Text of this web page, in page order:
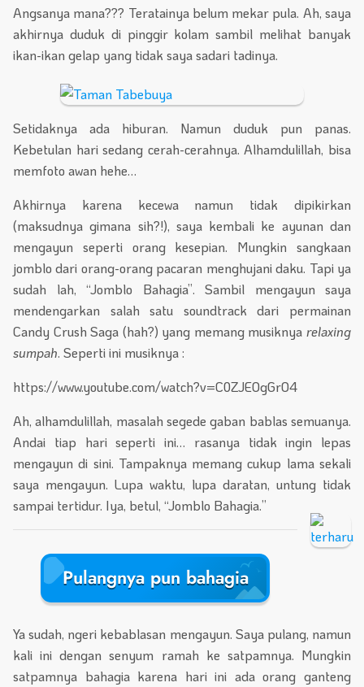
Angsanya mana??? Teratainya belum mekar pula. Ah, saya
akhirnya duduk di pinggir kolam sambil melihat banyak
ikan-ikan gelap yang tidak saya sadari tadinya.
Setidaknya ada hiburan. Namun duduk pun panas.
Kebetulan hari sedang cerah-cerahnya. Alhamdulillah, bisa
memfoto awan hehe…
Akhirnya karena kecewa namun tidak dipikirkan
(maksudnya gimana sih?!), saya kembali ke ayunan dan
mengayun seperti orang kesepian. Mungkin sangkaan
jomblo dari orang-orang pacaran menghujani daku. Tapi ya
sudah lah, “Jomblo Bahagia”. Sambil mengayun saya
mendengarkan salah satu soundtrack dari permainan
Candy Crush Saga (hah?) yang memang musiknya relaxing
sumpah. Seperti ini musiknya :
https://www.youtube.com/watch?v=C0ZJEOgGrO4
Ah, alhamdulillah, masalah segede gaban bablas semuanya.
Andai tiap hari seperti ini… rasanya tidak ingin lepas
mengayun di sini. Tampaknya memang cukup lama sekali
saya mengayun. Lupa waktu, lupa daratan, untung tidak
sampai tertidur. Iya, betul, “Jomblo Bahagia.”
Pulangnya pun bahagia
Ya sudah, ngeri kebablasan mengayun. Saya pulang, namun
kali ini dengan senyum ramah ke satpamnya. Mungkin
satpamnya bahagia karena hari ini ada orang ganteng